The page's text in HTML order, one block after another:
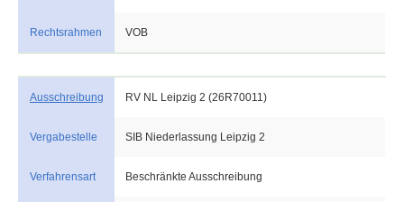
Rechtsrahmen VOB
Ausschreibung RV NL Leipzig 2 (26R70011)
Vergabestelle SIB Niederlassung Leipzig 2
Verfahrensart Beschränkte Ausschreibung